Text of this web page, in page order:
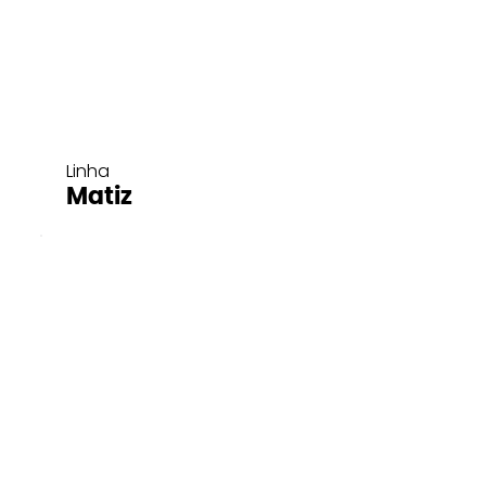
Linha
Matiz